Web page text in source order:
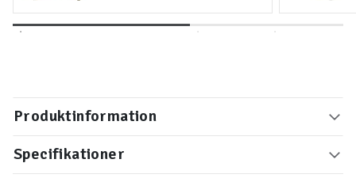
Produktinformation
Specifikationer